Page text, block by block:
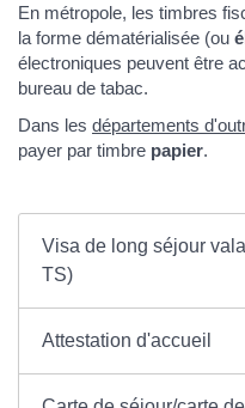
En métropole, les timbres
la forme dématérialisée (ou
électroniques peuvent être
bureau de tabac.
Dans les départements
payer par timbre papier.
Visa de long séjour
TS)
Attestation d'accueil